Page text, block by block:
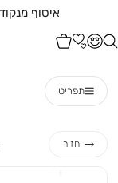
איסוף
תפריט
חזור